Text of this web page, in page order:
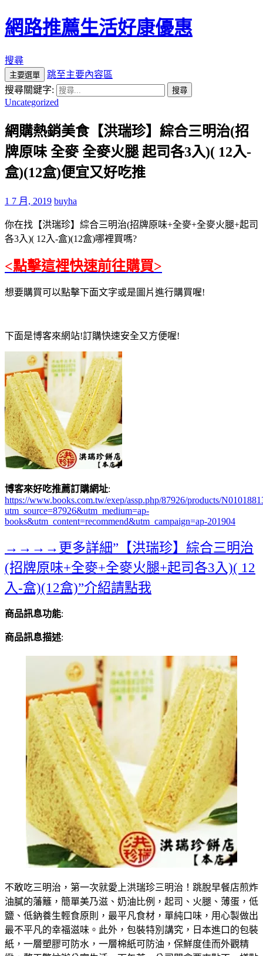
網路推薦生活好康優惠
搜尋
主要選單
跳至主要內容區
搜尋關鍵字:
Uncategorized
網購熱銷美食【洪瑞珍】綜合三明治(招
牌原味 全麥 全麥火腿 起司各3入)( 12入-
盒)(12盒)便宜又好吃推
1 7 月, 2019 buyha
你在找【洪瑞珍】綜合三明治(招牌原味+全麥+全麥火腿+起司
各3入)( 12入-盒)(12盒)哪裡買嗎?
<點擊這裡快速前往購買>
想要購買可以點擊下面文字或是圖片進行購買喔!
下面是博客來網站!訂購快速安全又方便喔!
博客來好吃推薦訂購網址:
https://www.books.com.tw/exep/assp.php/87926/products/
utm_source=87926&utm_medium=ap-
books&utm_content=recommend&utm_campaign=ap-201904
→→→→更多詳細”【洪瑞珍】綜合三明治
(招牌原味+全麥+全麥火腿+起司各3入)( 12
入-盒)(12盒)”介紹請點我
商品訊息功能:
商品訊息描述:
不敢吃三明治，第一次就愛上洪瑞珍三明治！跳脫早餐店煎炸
油膩的藩籬，簡單美乃滋、奶油比例，起司、火腿、薄蛋，低
鹽、低鈉養生輕食原則，最平凡食材，單純口味，用心製做出
最不平凡的幸福滋味。此外，包裝特別講究，日本進口的包裝
紙，一層塑膠可防水，一層棉紙可防油，保鮮度佳而外觀精